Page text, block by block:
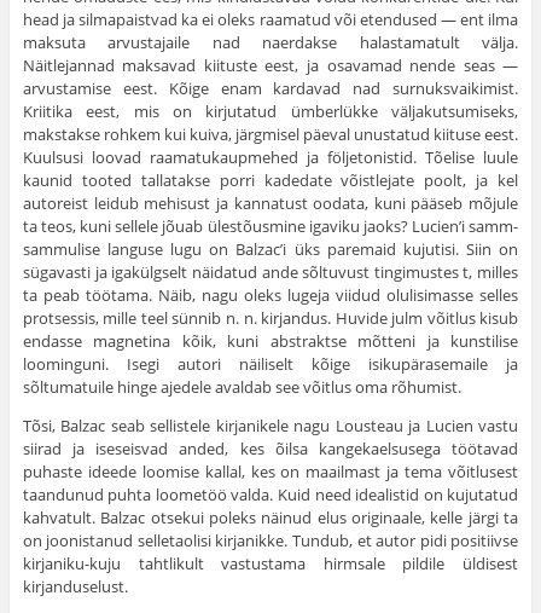
head ja silmapaistvad ka ei oleks raamatud või etendused — ent ilma
maksuta arvustajaile nad naerdakse halastamatult välja.
Näitlejannad maksavad kiituste eest, ja osavamad nende seas —
arvustamise eest. Kõige enam kardavad nad surnuksvaikimist.
Kriitika eest, mis on kirju­tatud ümberlükke väljakutsumiseks,
makstakse rohkem kui kuiva, järgmisel päeval unustatud kiituse eest.
Kuulsusi loovad raamatukaupmehed ja följetonistid. Tõelise luule
kaunid tooted tallatakse porri kadedate võistlejate poolt, ja kel
autoreist leidub mehisust ja kannatust oodata, kuni pää­seb mõjule
ta teos, kuni sellele jõuab ülestõusmine igaviku jaoks? Lucien’i samm-
sammulise languse lugu on Balzac’i üks paremaid kujutisi. Siin on
sügavasti ja igakülgselt näi­datud ande sõltuvust tingimustes t, milles
ta peab töötama. Näib, nagu oleks lugeja viidud olulisimasse selles
protsessis, mille teel sünnib n. n. kirjan­dus. Huvide julm võitlus kisub
endasse magnetina kõik, kuni abstraktse mõtteni ja kunstilise
loominguni. Isegi autori näiliselt kõige isikupärasemaile ja
sõltumatuile hinge ajedele avaldab see võitlus oma rõhumist.
Tõsi, Balzac seab sellistele kirjanikele nagu Lous­teau ja Lucien vastu
siirad ja iseseisvad anded, kes õilsa kangekaelsusega töötavad
puhaste ideede loomise kallal, kes on maailmast ja tema võitlusest
taandunud puhta loometöö valda. Kuid need idealistid on kuju­tatud
kahvatult. Balzac otsekui poleks näinud elus originaale, kelle järgi ta
on joonistanud selletaolisi kirjanikke. Tundub, et autor pidi positiivse
kirjaniku-kuju tahtlikult vastustama hirmsale pildile üldi­sest
kirjanduselust.